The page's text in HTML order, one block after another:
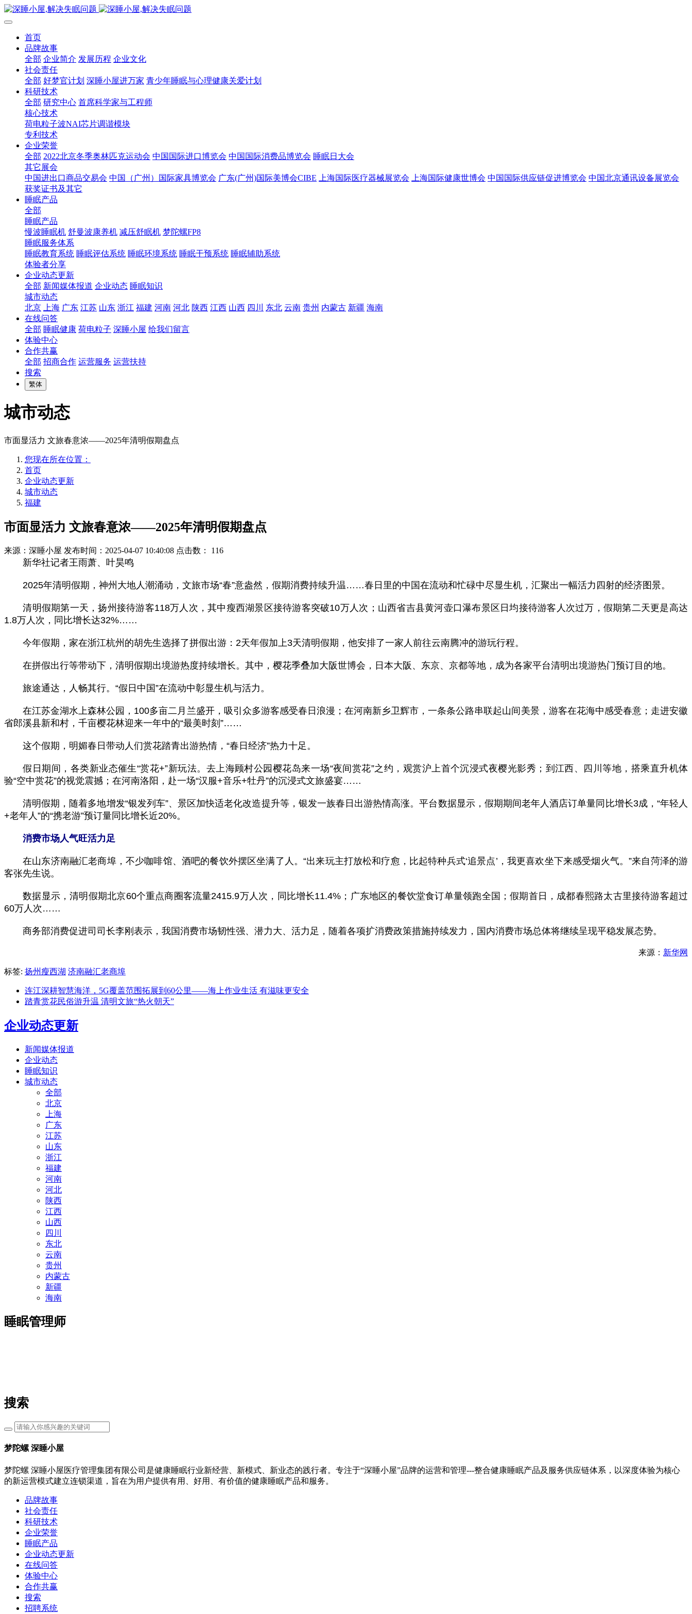
首页
品牌故事
全部 企业简介 发展历程 企业文化
社会责任
全部 好梦官计划 深睡小屋进万家 青少年睡眠与心理健康关爱计划
科研技术
全部 研究中心 首席科学家与工程师
核心技术
荷电粒子波NAI芯片调谐模块
专利技术
企业荣誉
全部 2022北京冬季奥林匹克运动会 中国国际进口博览会 中国国际消费品博览会 睡眠日大会
其它展会
中国进出口商品交易会 中国（广州）国际家具博览会 广东(广州)国际美博会CIBE 上海国际医疗器械展览会 上海国际健康世博会 中国国际供应链促进博览会 中国北京通讯设备展览会
获奖证书及其它
睡眠产品
全部
睡眠产品
慢波睡眠机 舒曼波康养机 减压舒眠机 梦陀螺FP8
睡眠服务体系
睡眠教育系统 睡眠评估系统 睡眠环境系统 睡眠干预系统 睡眠辅助系统
体验者分享
企业动态更新
全部 新闻媒体报道 企业动态 睡眠知识
城市动态
北京
上海 广东 江苏 山东 浙江 福建 河南 河北 陕西 江西 山西 四川 东北 云南 贵州 内蒙古 新疆 海南
在线问答
全部 睡眠健康 荷电粒子 深睡小屋 给我们留言
体验中心
合作共赢
全部 招商合作 运营服务 运营扶持
搜索
繁体
城市动态
市面显活力 文旅春意浓——2025年清明假期盘点
您现在所在位置：
首页
企业动态更新
城市动态
福建
市面显活力 文旅春意浓——2025年清明假期盘点
来源：深睡小屋 发布时间：2025-04-07 10:40:08 点击数： 116
新华社记者王雨萧、叶昊鸣
2025年清明假期，神州大地人潮涌动，文旅市场“春”意盎然，假期消费持续升温……春日里的中国在流动和忙碌中尽显生机，汇聚出一幅活力四射的经济图景。
清明假期第一天，扬州接待游客118万人次，其中瘦西湖景区接待游客突破10万人次；山西省吉县黄河壶口瀑布景区日均接待游客人次过万，假期第二天更是高达
1.8万人次，同比增长达32%……
今年假期，家在浙江杭州的胡先生选择了拼假出游：2天年假加上3天清明假期，他安排了一家人前往云南腾冲的游玩行程。
在拼假出行等带动下，清明假期出境游热度持续增长。其中，樱花季叠加大阪世博会，日本大阪、东京、京都等地，成为各家平台清明出境游热门预订目的地。
旅途通达，人畅其行。“假日中国”在流动中彰显生机与活力。
在江苏金湖水上森林公园，100多亩二月兰盛开，吸引众多游客感受春日浪漫；在河南新乡卫辉市，一条条公路串联起山间美景，游客在花海中感受春意；走进安徽
省郎溪县新和村，千亩樱花林迎来一年中的“最美时刻”……
这个假期，明媚春日带动人们赏花踏青出游热情，“春日经济”热力十足。
假日期间，各类新业态催生“赏花+”新玩法。去上海顾村公园樱花岛来一场“夜间赏花”之约，观赏沪上首个沉浸式夜樱光影秀；到江西、四川等地，搭乘直升机体
验“空中赏花”的视觉震撼；在河南洛阳，赴一场“汉服+音乐+牡丹”的沉浸式文旅盛宴……
清明假期，随着多地增发“银发列车”、景区加快适老化改造提升等，银发一族春日出游热情高涨。平台数据显示，假期期间老年人酒店订单量同比增长3成，“年轻人
+老年人”的“携老游”预订量同比增长近20%。
消费市场人气旺活力足
在山东济南融汇老商埠，不少咖啡馆、酒吧的餐饮外摆区坐满了人。“出来玩主打放松和疗愈，比起特种兵式‘追景点’，我更喜欢坐下来感受烟火气。”来自菏泽的游
客张先生说。
数据显示，清明假期北京60个重点商圈客流量2415.9万人次，同比增长11.4%；广东地区的餐饮堂食订单量领跑全国；假期首日，成都春熙路太古里接待游客超过
60万人次……
商务部消费促进司司长李刚表示，我国消费市场韧性强、潜力大、活力足，随着各项扩消费政策措施持续发力，国内消费市场总体将继续呈现平稳发展态势。
来源： 新华网
标签: 扬州瘦西湖 济南融汇老商埠
连江深耕智慧海洋，5G覆盖范围拓展到60公里——海上作业生活 有滋味更安全
踏青赏花民俗游升温 清明文旅“热火朝天”
企业动态更新
新闻媒体报道
企业动态
睡眠知识
城市动态
全部
北京
上海
广东
江苏
山东
浙江
福建
河南
河北
陕西
江西
山西
四川
东北
云南
贵州
内蒙古
新疆
海南
睡眠管理师
搜索
梦陀螺 深睡小屋
梦陀螺 深睡小屋医疗管理集团有限公司是健康睡眠行业新经营、新模式、新业态的践行者。专注于“深睡小屋”品牌的运营和管理---整合健康睡眠产品及服务供应链体系，以深度体验为核心
的新运营模式建立连锁渠道，旨在为用户提供有用、好用、有价值的健康睡眠产品和服务。
品牌故事
社会责任
科研技术
企业荣誉
睡眠产品
企业动态更新
在线问答
体验中心
合作共赢
搜索
招聘系统